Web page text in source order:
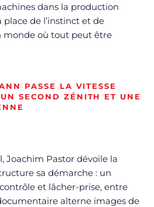
dans la production
place de l’instinct et de
monde où tout peut être
PASSE LA VITESSE
SECOND ZÉNITH ET UNE
Joachim Pastor dévoile la
sa démarche : un
et lâcher-prise, entre
alterne images de